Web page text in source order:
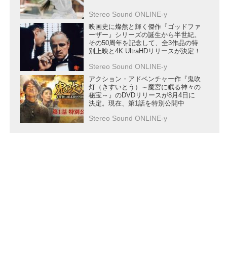
Stereo Sound ONLINE-y
映画史に燦然と輝く傑作『ゴッドファ
ーザー』シリーズの誕生から半世紀。
その50周年を記念して、全3作品の特
別上映と4K UltraHDリリースが決定！
Stereo Sound ONLINE-y
アクション・アドベンチャー作『鬼吹
灯（きすいとう）～魔宮に眠る神々の
秘宝～』のDVDリリースが8月4日に
決定。現在、第1話を特別公開中
Stereo Sound ONLINE-y